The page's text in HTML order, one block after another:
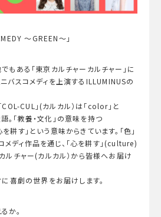
～GREEN～」
もある「東京カルチャーカルチャー」に
バスコメディを上演するILLUMINUSの
CUL」(カルカル）は「color」と
。「教養・文化」の意味を持つ
耕す」という意味からきています。「色」
ディ作品を通じ、「心を耕す」(culture)
ルチャー(カルカル）から皆様へお届け
喜劇の世界をお届けします。
か。